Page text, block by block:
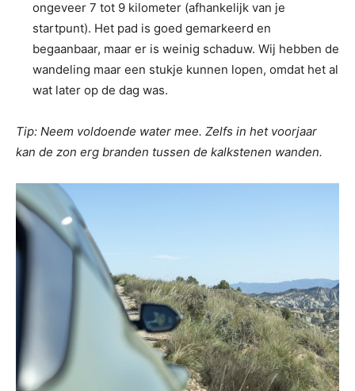
ongeveer 7 tot 9 kilometer (afhankelijk van je
startpunt). Het pad is goed gemarkeerd en
begaanbaar, maar er is weinig schaduw. Wij hebben de
wandeling maar een stukje kunnen lopen, omdat het al
wat later op de dag was.
Tip: Neem voldoende water mee. Zelfs in het voorjaar
kan de zon erg branden tussen de kalkstenen wanden.